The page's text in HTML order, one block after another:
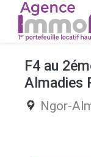
F4 au
Almadies
Ngor-